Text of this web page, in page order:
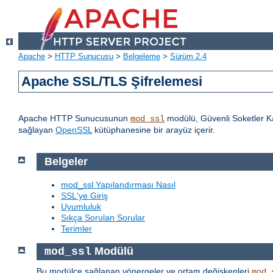
Apache > HTTP Sunucusu > Belgeleme > Sürüm 2.4
Apache SSL/TLS Şifrelemesi
Apache HTTP Sunucusunun mod_ssl modülü, Güvenli Soketler
sağlayan OpenSSLkütüphanesine bir arayüz içerir.
Belgeler
mod_ssl Yapılandırması Nasıl
SSL'ye Giriş
Uyumluluk
Sıkça Sorulan Sorular
Terimler
mod_ssl Modülü